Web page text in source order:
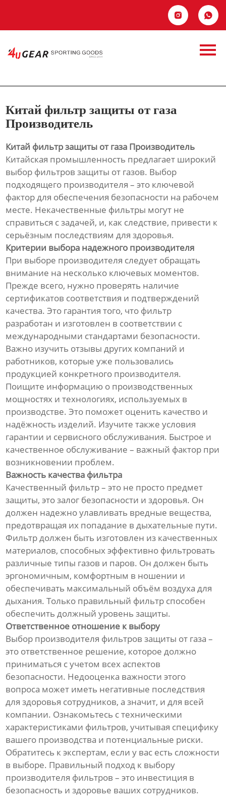
 
Контакты
Китай фильтр
защиты от газа
Производитель
Китай фильтр защиты от газа
Производитель
Китай фильтр защиты от газа Производитель
Китайская промышленность предлагает широкий
выбор фильтров защиты от газов. Выбор
подходящего производителя – это ключевой
фактор для обеспечения безопасности на рабочем
месте. Некачественные фильтры могут не
справиться с задачей, и, как следствие, привести к
серьёзным последствиям для здоровья.
Критерии выбора надежного производителя
При выборе производителя следует обращать
внимание на несколько ключевых моментов.
Прежде всего, нужно проверять наличие
сертификатов соответствия и подтверждений
качества. Это гарантия того, что фильтр
разработан и изготовлен в соответствии с
международными стандартами безопасности.
Важно изучить отзывы других компаний и
работников, которые уже пользовались
продукцией конкретного производителя.
Поищите информацию о производственных
мощностях и технологиях, используемых в
производстве. Это поможет оценить качество и
надёжность изделий. Изучите также условия
гарантии и сервисного обслуживания. Быстрое и
качественное обслуживание – важный фактор при
возникновении проблем.
Важность качества фильтра
Качественный фильтр – это не просто предмет
защиты, это залог безопасности и здоровья. Он
должен надежно улавливать вредные вещества,
предотвращая их попадание в дыхательные пути.
Фильтр должен быть изготовлен из качественных
материалов, способных эффективно фильтровать
различные типы газов и паров. Он должен быть
эргономичным, комфортным в ношении и
обеспечивать максимальный объём воздуха для
дыхания. Только правильный фильтр способен
обеспечить должный уровень защиты.
Ответственное отношение к выбору
Выбор производителя фильтров защиты от газа –
это ответственное решение, которое должно
приниматься с учетом всех аспектов
безопасности. Недооценка важности этого
вопроса может иметь негативные последствия
для здоровья сотрудников, а значит, и для всей
компании. Ознакомьтесь с техническими
характеристиками фильтров, учитывая специфику
вашего производства и потенциальные риски.
Обратитесь к экспертам, если у вас есть сложности
в выборе. Правильный подход к выбору
производителя фильтров – это инвестиция в
безопасность и здоровье ваших сотрудников.